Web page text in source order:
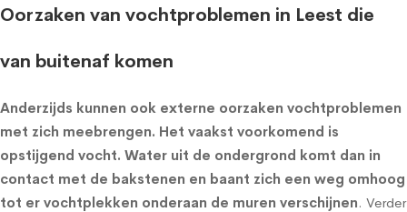
Oorzaken van vochtproblemen in Leest die
van buitenaf komen
Anderzijds kunnen ook externe oorzaken vochtproblemen
met zich meebrengen. Het vaakst voorkomend is
opstijgend vocht. Water uit de ondergrond komt dan in
contact met de bakstenen en baant zich een weg omhoog
tot er vochtplekken onderaan de muren verschijnen. Verder